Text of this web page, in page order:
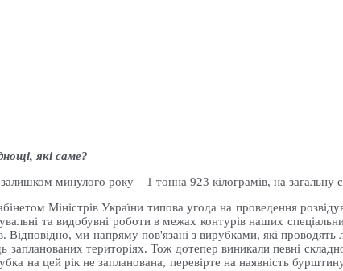
які саме?
минулого року – 1 тонна 923 кілограмів, на загальну
Міністрів України типова угода на проведення
та видобувні роботи в межах контурів наших
Відповідно, ми напряму пов'язані з вирубками, які
запланованих територіях. Тож дотепер виникали певні
на цей рік не запланована, перевірте на наявність